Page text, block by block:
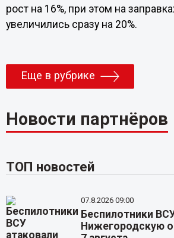
рост на 16%, при этом на
увеличились сразу на 20%.
Еще в рубрике
Новости партнёров
ТОП новостей
07.8.2026 09:00
Беспилотники
Нижегородскую